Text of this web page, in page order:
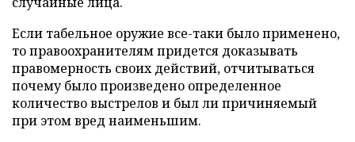
Если табельное оружие все-таки было применено,
то правоохранителям придется доказывать
правомерность своих действий, отчитываться
почему было произведено определенное
количество выстрелов и был ли причиняемый
при этом вред наименьшим.